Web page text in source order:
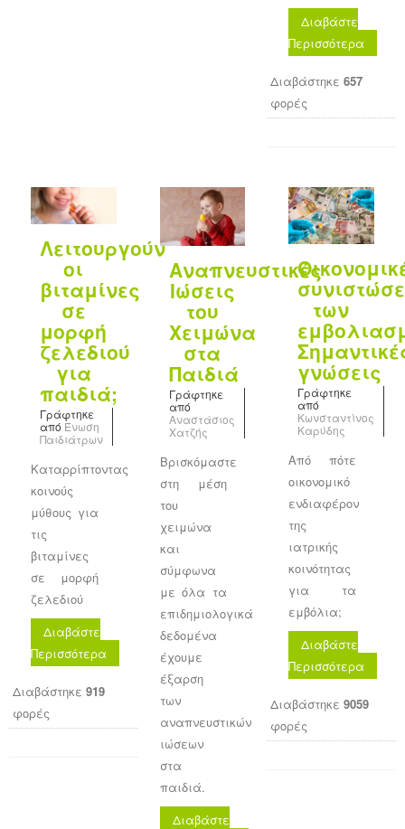
Διαβάστε
Περισσότερα
Διαβάστηκε657
φορές
Λειτουργούν
οι
βιταμίνες
σε
μορφή
ζελεδιού
για
παιδιά;
Γράφτηκε
από Ένωση
Παιδιάτρων
Καταρρίπτοντας
κοινούς
μύθους για
τις
βιταμίνες
σε μορφή
ζελεδιού
Διαβάστε
Περισσότερα
Διαβάστηκε 919
φορές
Αναπνευστικές
Ιώσεις
του
Χειμώνα
στα
Παιδιά
Γράφτηκε
από
Αναστάσιος
Χατζής
Βρισκόμαστε
στη μέση
του
χειμώνα
και
σύμφωνα
με όλα τα
επιδημιολογικά
δεδομένα
έχουμε
έξαρση
των
αναπνευστικών
ιώσεων
στα
παιδιά.
Διαβάστε
των
γνώσεις
Γράφτηκε
από
Κωνσταντίνος
Καρύδης
Από πότε
οικονομικό
ενδιαφέρον
της
ιατρικής
κοινότητας
για τα
εμβόλια;
Διαβάστε
Περισσότερα
Διαβάστηκε9059
φορές